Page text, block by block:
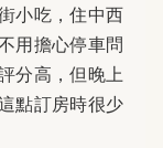
小吃，住中西
用擔心停車問
分高，但晚上
點訂房時很少